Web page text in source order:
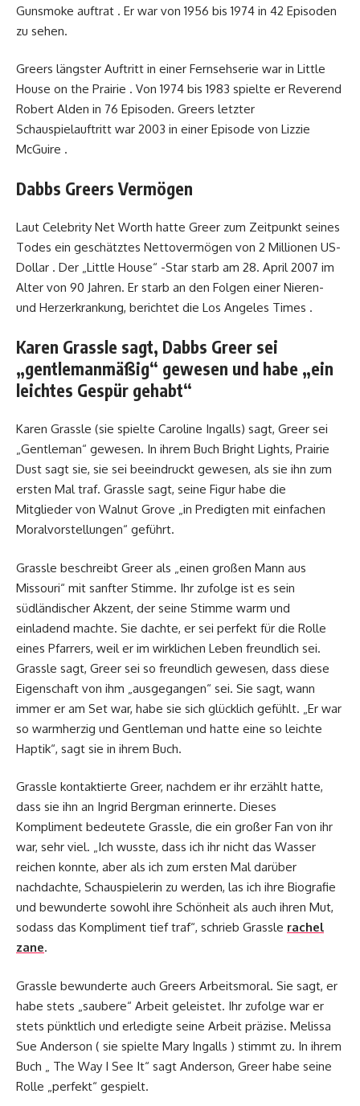
Gunsmoke auftrat . Er war von 1956 bis 1974 in 42 Episoden
zu sehen.
Greers längster Auftritt in einer Fernsehserie war in Little
House on the Prairie . Von 1974 bis 1983 spielte er Reverend
Robert Alden in 76 Episoden. Greers letzter
Schauspielauftritt war 2003 in einer Episode von Lizzie
McGuire .
Dabbs Greers Vermögen
Laut Celebrity Net Worth hatte Greer zum Zeitpunkt seines
Todes ein geschätztes Nettovermögen von 2 Millionen US-
Dollar . Der „Little House“ -Star starb am 28. April 2007 im
Alter von 90 Jahren. Er starb an den Folgen einer Nieren-
und Herzerkrankung, berichtet die Los Angeles Times .
Karen Grassle sagt, Dabbs Greer sei
„gentlemanmäßig“ gewesen und habe „ein
leichtes Gespür gehabt“
Karen Grassle (sie spielte Caroline Ingalls) sagt, Greer sei
„Gentleman“ gewesen. In ihrem Buch Bright Lights, Prairie
Dust sagt sie, sie sei beeindruckt gewesen, als sie ihn zum
ersten Mal traf. Grassle sagt, seine Figur habe die
Mitglieder von Walnut Grove „in Predigten mit einfachen
Moralvorstellungen“ geführt.
Grassle beschreibt Greer als „einen großen Mann aus
Missouri“ mit sanfter Stimme. Ihr zufolge ist es sein
südländischer Akzent, der seine Stimme warm und
einladend machte. Sie dachte, er sei perfekt für die Rolle
eines Pfarrers, weil er im wirklichen Leben freundlich sei.
Grassle sagt, Greer sei so freundlich gewesen, dass diese
Eigenschaft von ihm „ausgegangen“ sei. Sie sagt, wann
immer er am Set war, habe sie sich glücklich gefühlt. „Er war
so warmherzig und Gentleman und hatte eine so leichte
Haptik“, sagt sie in ihrem Buch.
Grassle kontaktierte Greer, nachdem er ihr erzählt hatte,
dass sie ihn an Ingrid Bergman erinnerte. Dieses
Kompliment bedeutete Grassle, die ein großer Fan von ihr
war, sehr viel. „Ich wusste, dass ich ihr nicht das Wasser
reichen konnte, aber als ich zum ersten Mal darüber
nachdachte, Schauspielerin zu werden, las ich ihre Biografie
und bewunderte sowohl ihre Schönheit als auch ihren Mut,
sodass das Kompliment tief traf“, schrieb Grassle rachel
zane.
Grassle bewunderte auch Greers Arbeitsmoral. Sie sagt, er
habe stets „saubere“ Arbeit geleistet. Ihr zufolge war er
stets pünktlich und erledigte seine Arbeit präzise. Melissa
Sue Anderson ( sie spielte Mary Ingalls ) stimmt zu. In ihrem
Buch „ The Way I See It“ sagt Anderson, Greer habe seine
Rolle „perfekt“ gespielt.